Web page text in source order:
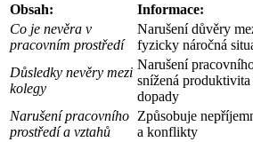
Obsah:
Informace:
Co je nevěra v
pracovním prostředí
Narušení důvěry
fyzicky náročná
Důsledky nevěry mezi
kolegy
Narušení
snížená
dopady
Narušení pracovního
prostředí a vztahů
Způsobuje
a konflikty